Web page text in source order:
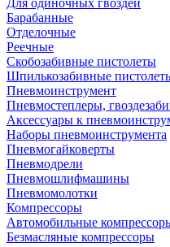
Для одиночных гвоздей
Барабанные
Отделочные
Реечные
Скобозабивные пистолеты
Шпилькозабивные
Пневмоинструмент
Пневмостеплеры,
Аксессуары к
Наборы пневмоинструмента
Пневмогайковерты
Пневмодрели
Пневмошлифмашины
Пневмомолотки
Компрессоры
Автомобильные
Безмасляные компрессоры